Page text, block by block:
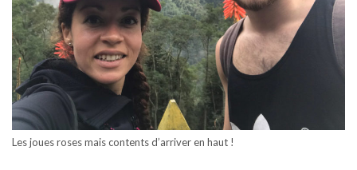
Les joues roses mais contents d’arriver en haut !